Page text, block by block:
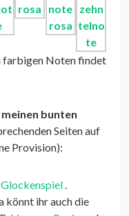
farbigen Noten findet
bunten
Seiten auf
Provision):
.
könnt ihr auch die